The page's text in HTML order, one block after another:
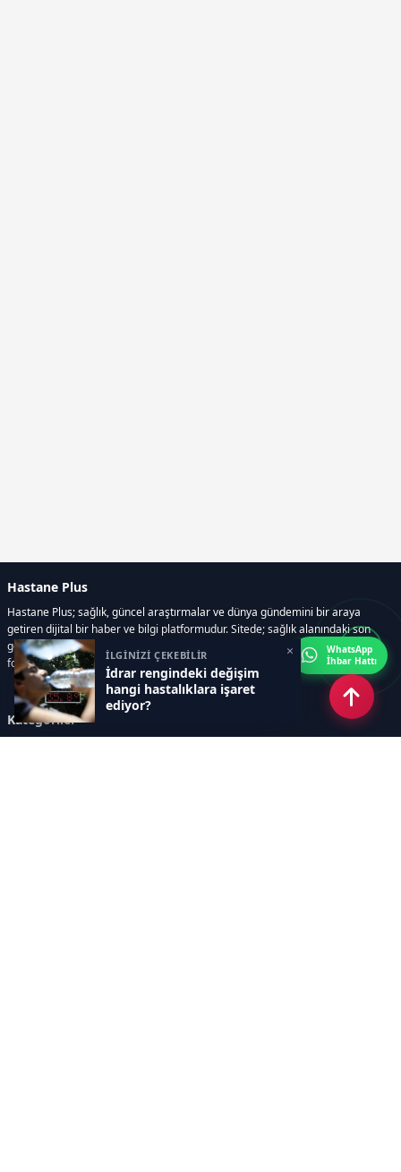
İLGİNİZİ ÇEKEBİLİR
İdrar rengindeki değişim
hangi hastalıklara işaret
ediyor?
×
Hastane Plus
Hastane Plus; sağlık, güncel araştırmalar ve dünya gündemini bir araya
getiren dijital bir haber ve bilgi platformudur. Sitede; sağlık alanındaki son
gelişmeler, bilimsel araştırmalar, yaşam rehberleri, resmi ilanlar, video ve
fotoğraf galerileri ve e-gazete içerikleri yer almaktadır.
Kategoriler
WhatsApp
İhbar Hattı